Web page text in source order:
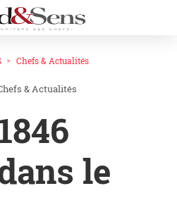
Chefs & Actualités
& Actualités
le